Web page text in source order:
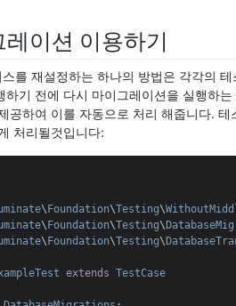
레이션 이용하기
를 재설정하는 하나의 방법은 각각의
하기 전에 다시 마이그레이션을 실행하
공하여 이를 자동으로 처리 해줍니다.
처리될것입니다:
\ Foundation\Testing\
\ Foundation\Testing\
\ Foundation\Testing\
extends TestCase